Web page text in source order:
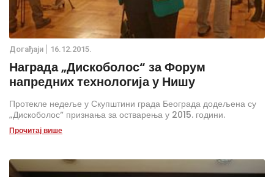
Дoгађаjи 16.12.2015.
Награда „Дискоболос“ за Форум
напредних технологија у Нишу
Протекле недеље у Скупштини града Београда додељена су
„Дискоболос“ признања за остварења у 2015. години.
Прочитај више